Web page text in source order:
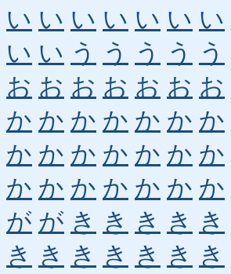
い い い い い い い
い い う う う う う
お お お お お お お
か か か か か か か
か か か か か か か
か か か か か か か
が が き き き き き
き き き き き き き